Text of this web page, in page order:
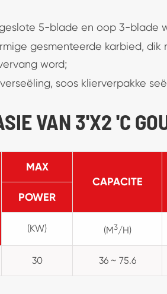
5-blade en oop 3-blade
gesmenteerde karbied,
word;
soos klierverpakke
VAN 3'X2 'C
MAX
CAPACITE
POWER
(KW) (M3/H)
30 36 ~ 75.6